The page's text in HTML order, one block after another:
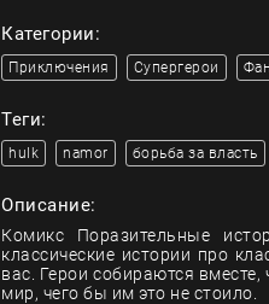
Категории:
Приключения Супергерои
Теги:
hulk namor борьба за власть
Описание:
Комикс Поразительные
классические истории про
вас. Герои собираются
мир, чего бы им это не стоило.